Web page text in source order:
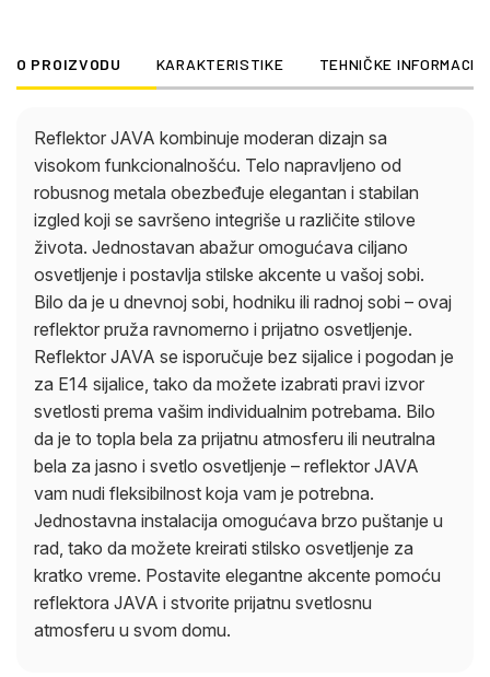
omogućava brzo puštanje u rad, tako da možete
JAVA i stvorite prijatnu svetlosnu atmosferu u svom
domu.
O PROIZVODU KARAKTERISTIKE TEHNIČKE
Reflektor JAVA kombinuje moderan dizajn sa
visokom funkcionalnošću. Telo napravljeno od
robusnog metala obezbeđuje elegantan i stabilan
izgled koji se savršeno integriše u različite stilove
života. Jednostavan abažur omogućava ciljano
osvetljenje i postavlja stilske akcente u vašoj sobi.
Bilo da je u dnevnoj sobi, hodniku ili radnoj sobi – ovaj
reflektor pruža ravnomerno i prijatno osvetljenje.
Reflektor JAVA se isporučuje bez sijalice i pogodan je
za E14 sijalice, tako da možete izabrati pravi izvor
svetlosti prema vašim individualnim potrebama. Bilo
da je to topla bela za prijatnu atmosferu ili neutralna
bela za jasno i svetlo osvetljenje – reflektor JAVA
vam nudi fleksibilnost koja vam je potrebna.
Jednostavna instalacija omogućava brzo puštanje u
rad, tako da možete kreirati stilsko osvetljenje za
kratko vreme. Postavite elegantne akcente pomoću
reflektora JAVA i stvorite prijatnu svetlosnu
atmosferu u svom domu.